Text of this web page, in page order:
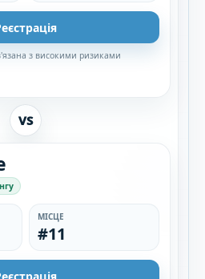
з високими ризиками
VS
МІСЦЕ
#11